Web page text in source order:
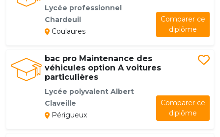
Lycée professionnel
Chardeuil
Coulaures
Comparer ce
diplôme
bac pro Maintenance des
véhicules option A voitures
particulières
Lycée polyvalent Albert
Claveille
Périgueux
Comparer ce
diplôme